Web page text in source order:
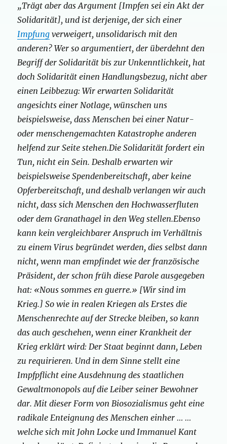
„Trägt aber das Argument [Impfen sei ein Akt der
Solidarität], und ist derjenige, der sich einer
Impfung verweigert, unsolidarisch mit den
anderen? Wer so argumentiert, der überdehnt den
Begriff der Solidarität bis zur Unkenntlichkeit, hat
doch Solidarität einen Handlungsbezug, nicht aber
einen Leibbezug: Wir erwarten Solidarität
angesichts einer Notlage, wünschen uns
beispielsweise, dass Menschen bei einer Natur-
oder menschengemachten Katastrophe anderen
helfend zur Seite stehen.Die Solidarität fordert ein
Tun, nicht ein Sein. Deshalb erwarten wir
beispielsweise Spendenbereitschaft, aber keine
Opferbereitschaft, und deshalb verlangen wir auch
nicht, dass sich Menschen den Hochwasserfluten
oder dem Granathagel in den Weg stellen.Ebenso
kann kein vergleichbarer Anspruch im Verhältnis
zu einem Virus begründet werden, dies selbst dann
nicht, wenn man empfindet wie der französische
Präsident, der schon früh diese Parole ausgegeben
hat: «Nous sommes en guerre.» [Wir sind im
Krieg.] So wie in realen Kriegen als Erstes die
Menschenrechte auf der Strecke bleiben, so kann
das auch geschehen, wenn einer Krankheit der
Krieg erklärt wird: Der Staat beginnt dann, Leben
zu requirieren. Und in dem Sinne stellt eine
Impfpflicht eine Ausdehnung des staatlichen
Gewaltmonopols auf die Leiber seiner Bewohner
dar. Mit dieser Form von Biosozialismus geht eine
radikale Enteignung des Menschen einher … …
welche sich mit John Locke und Immanuel Kant